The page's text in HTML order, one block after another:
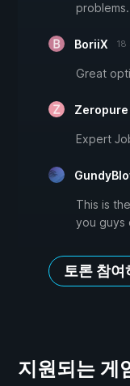
problems.
BoriiX 18
Great
Zeropure
Expert
This is
you guys
토론 참여
지원되는 게